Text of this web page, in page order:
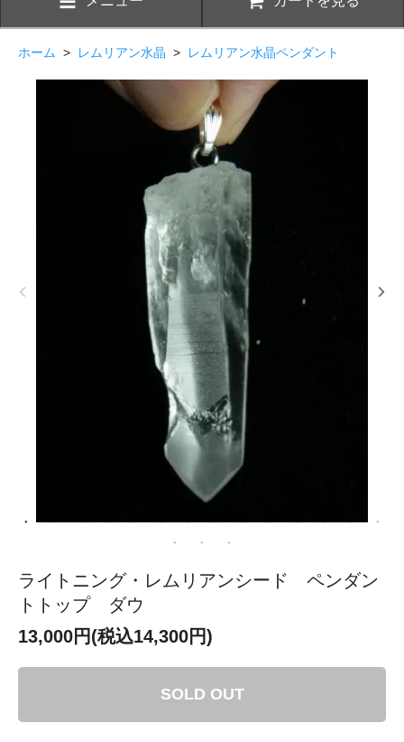
ホーム > レムリアン水晶 > レムリアン水晶ペンダント
ライトニング・レムリアンシード ペンダン
トトップ ダウ
13,000円(税込14,300円)
SOLD OUT